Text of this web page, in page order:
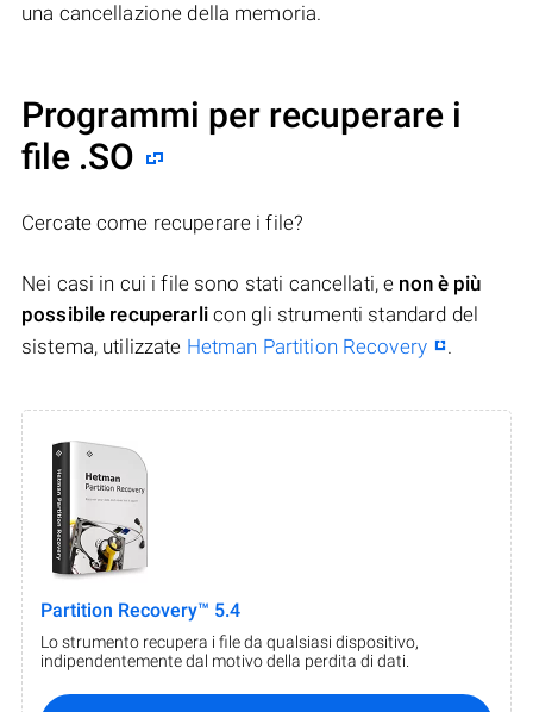
una cancellazione della memoria.
Programmi per recuperare i
file .SO
Cercate come recuperare i file?
Nei casi in cui i file sono stati cancellati, e non è più
possibile recuperarlicon gli strumenti standard del
sistema, utilizzate Hetman Partition Recovery .
Partition Recovery™ 5.4
Lo strumento recupera i file da qualsiasi dispositivo,
indipendentemente dal motivo della perdita di dati.